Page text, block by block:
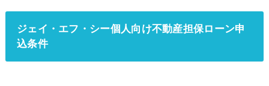
ジェイ・エフ・シー個人向け不動産担保ローン申
込条件